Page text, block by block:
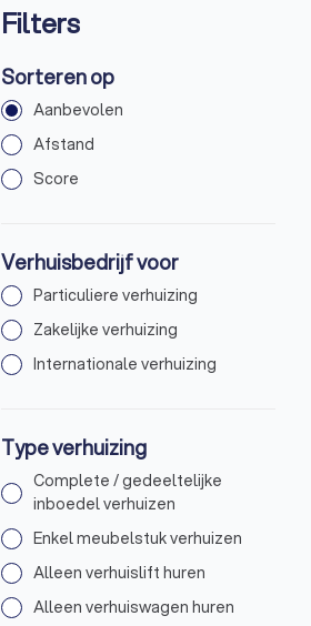
Filters
Sorteren op
Aanbevolen
Afstand
Score
Verhuisbedrijf voor
Particuliere verhuizing
Zakelijke verhuizing
Internationale verhuizing
Type verhuizing
Complete / gedeeltelijke
inboedel verhuizen
Enkel meubelstuk verhuizen
Alleen verhuislift huren
Alleen verhuiswagen huren